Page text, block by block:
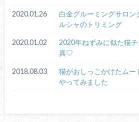
2020.01.26
白金グルーミングサロ
ルシャのトリミング
2020.01.02
2020年ねずみに似た猫
真♡
2018.08.03
猫がおしっこかけたムー
やってみました